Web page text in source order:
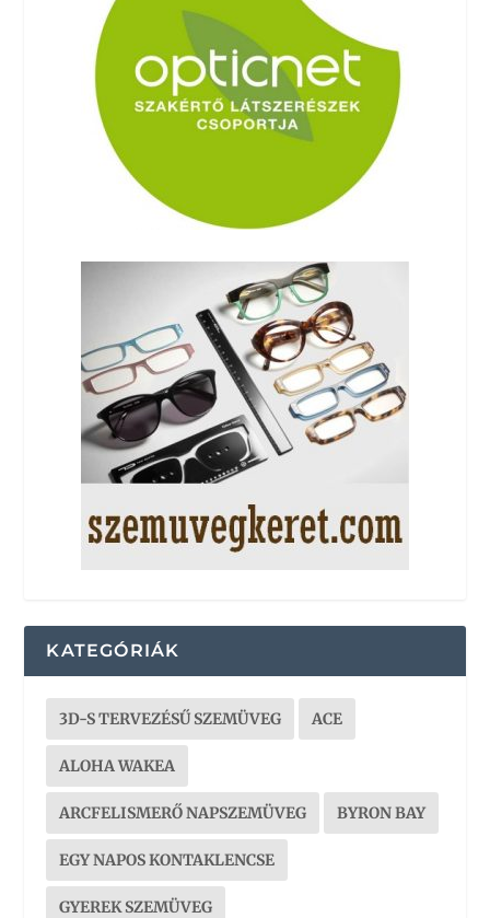
KATEGÓRIÁK
3D-S TERVEZÉSŰ SZEMÜVEG ACE
ALOHA WAKEA
ARCFELISMERŐ NAPSZEMÜVEG BYRON BAY
EGY NAPOS KONTAKLENCSE
GYEREK SZEMÜVEG